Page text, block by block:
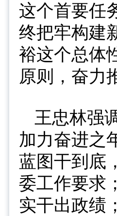
这个首要任
终把牢构建
裕这个总体
原则，奋力
王忠林强
加力奋进之
蓝图干到底
委工作要求
实干出政绩